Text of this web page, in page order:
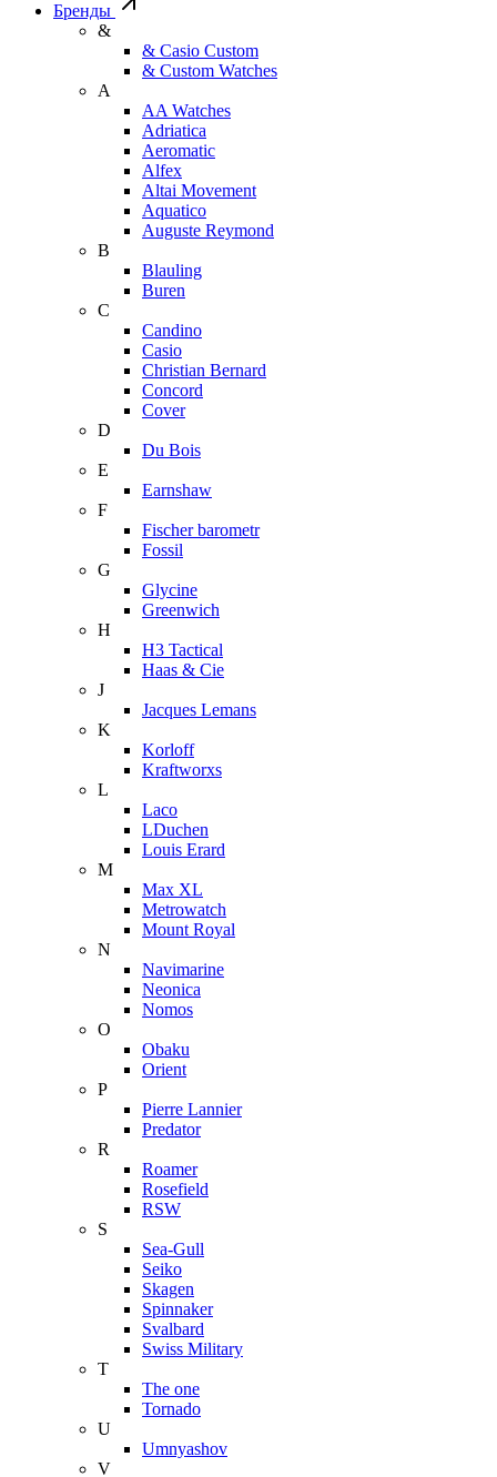
Бренды
&
& Casio Custom
& Custom Watches
A
AA Watches
Adriatica
Aeromatic
Alfex
Altai Movement
Aquatico
Auguste Reymond
B
Blauling
Buren
C
Candino
Casio
Christian Bernard
Concord
Cover
D
Du Bois
E
Earnshaw
F
Fischer barometr
Fossil
G
Glycine
Greenwich
H
H3 Tactical
Haas & Cie
J
Jacques Lemans
K
Korloff
Kraftworxs
L
Laco
LDuchen
Louis Erard
M
Max XL
Metrowatch
Mount Royal
N
Navimarine
Neonica
Nomos
O
Obaku
Orient
P
Pierre Lannier
Predator
R
Roamer
Rosefield
RSW
S
Sea-Gull
Seiko
Skagen
Spinnaker
Svalbard
Swiss Military
T
The one
Tornado
U
Umnyashov
V